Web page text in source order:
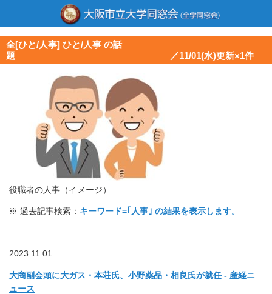
全[ひと/人事] ひと/人事 の話
題 ／11/01(水)更新×1件
役職者の人事（イメージ）
※ 過去記事検索： キーワード=｢人事｣ の結果を表示します。
2023.11.01
大商副会頭に大ガス・本荘氏、小野薬品・相良氏が就任 - 産経ニ
ュース